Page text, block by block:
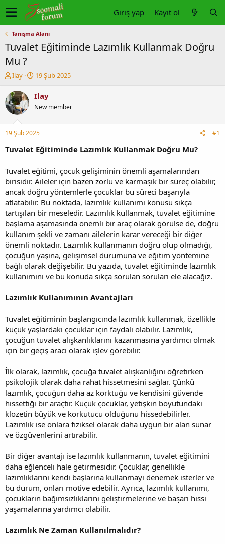
Giriş yap Kayıt ol
Tanışma Alanı
Tuvalet Eğitiminde Lazımlık Kullanmak Doğru
Mu ?
K
n
u
y
b
a
ş
t
a
n
Ilay
B
ş
a
g
ı
ç
r
i
h
i
19 Şub 2025
Ilay
New member
19 Şub 2025 #1
Tuvalet Eğitiminde Lazımlık Kullanmak Doğru Mu?
Tuvalet eğitimi, çocuk gelişiminin önemli aşamalarından
birisidir. Aileler için bazen zorlu ve karmaşık bir süreç olabilir,
ancak doğru yöntemlerle çocuklar bu süreci başarıyla
atlatabilir. Bu noktada, lazımlık kullanımı konusu sıkça
tartışılan bir meseledir. Lazımlık kullanmak, tuvalet eğitimine
başlama aşamasında önemli bir araç olarak görülse de, doğru
kullanım şekli ve zamanı ailelerin karar vereceği bir diğer
önemli noktadır. Lazımlık kullanmanın doğru olup olmadığı,
çocuğun yaşına, gelişimsel durumuna ve eğitim yöntemine
bağlı olarak değişebilir. Bu yazıda, tuvalet eğitiminde lazımlık
kullanımını ve bu konuda sıkça sorulan soruları ele alacağız.
Lazımlık Kullanımının Avantajları
Tuvalet eğitiminin başlangıcında lazımlık kullanmak, özellikle
küçük yaşlardaki çocuklar için faydalı olabilir. Lazımlık,
çocuğun tuvalet alışkanlıklarını kazanmasına yardımcı olmak
için bir geçiş aracı olarak işlev görebilir.
İlk olarak, lazımlık, çocuğa tuvalet alışkanlığını öğretirken
psikolojik olarak daha rahat hissetmesini sağlar. Çünkü
lazımlık, çocuğun daha az korktuğu ve kendisini güvende
hissettiği bir araçtır. Küçük çocuklar, yetişkin boyutundaki
klozetin büyük ve korkutucu olduğunu hissedebilirler.
Lazımlık ise onlara fiziksel olarak daha uygun bir alan sunar
ve özgüvenlerini artırabilir.
Bir diğer avantajı ise lazımlık kullanmanın, tuvalet eğitimini
daha eğlenceli hale getirmesidir. Çocuklar, genellikle
lazımlıklarını kendi başlarına kullanmayı denemek isterler ve
bu durum, onları motive edebilir. Ayrıca, lazımlık kullanımı,
çocukların bağımsızlıklarını geliştirmelerine ve başarı hissi
yaşamalarına yardımcı olabilir.
Lazımlık Ne Zaman Kullanılmalıdır?